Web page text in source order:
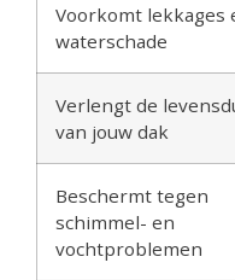
Voorkomt lekkages
waterschade
Verlengt de
van jouw dak
Beschermt tegen
schimmel- en
vochtproblemen